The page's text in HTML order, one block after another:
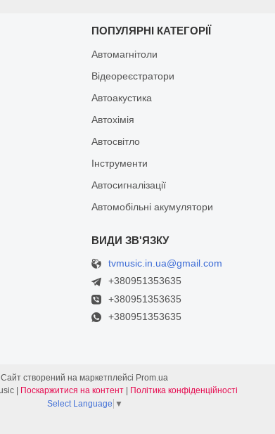
ПОПУЛЯРНІ КАТЕГОРІЇ
Автомагнітоли
Відеореєстратори
Автоакустика
Автохімія
Автосвітло
Інструменти
Автосигналізації
Автомобільні акумулятори
tvmusic.in.ua@gmail.com
+380951353635
+380951353635
+380951353635
Сайт створений на маркетплейсі Prom.ua
Поскаржитися на контент
Політика конфіденційності
Select Language ▼